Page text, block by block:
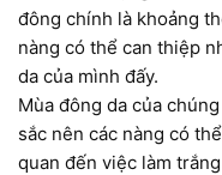
đông chính là khoảng
nàng có thể can thiệp
da của mình đấy.
Mùa đông da của
sắc nên các nàng có
quan đến việc làm